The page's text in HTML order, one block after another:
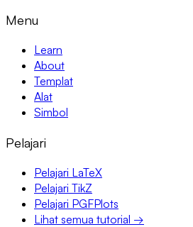
Menu
Learn
About
Templat
Alat
Simbol
Pelajari
Pelajari LaTeX
Pelajari TikZ
Pelajari PGFPlots
Lihat semua tutorial →